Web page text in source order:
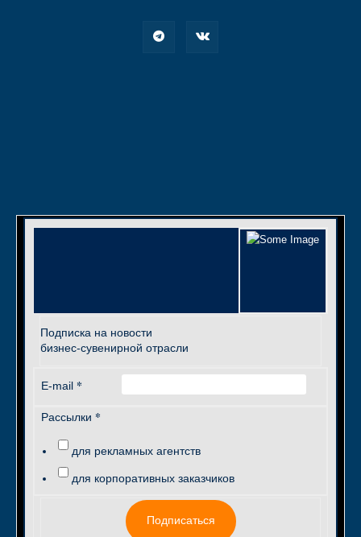
Подписка на новости
бизнес-сувенирной отрасли
E-mail *
Рассылки *
для рекламных агентств
для корпоративных заказчиков
Подписаться